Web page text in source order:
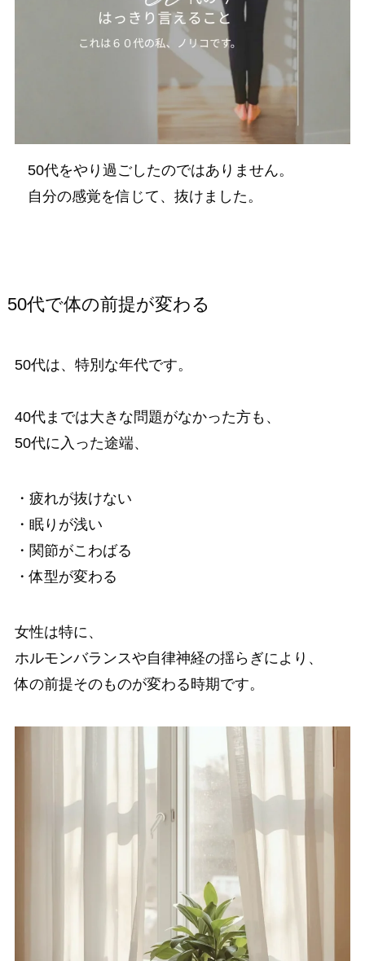
50代をやり過ごしたのではありません。
自分の感覚を信じて、抜けました。
50代で体の前提が変わる
50代は、特別な年代です。
40代までは大きな問題がなかった方も、
50代に入った途端、
・疲れが抜けない
・眠りが浅い
・関節がこわばる
・体型が変わる
女性は特に、
ホルモンバランスや自律神経の揺らぎにより、
体の前提そのものが変わる時期です。